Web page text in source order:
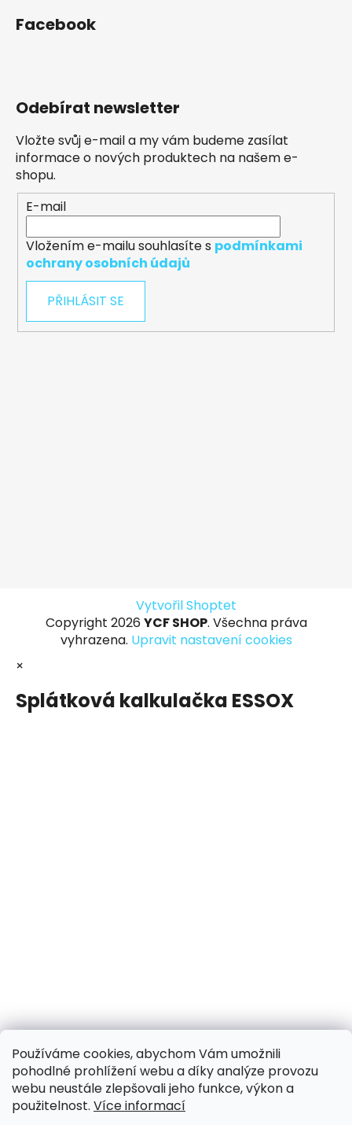
Používáme cookies, abychom Vám umožnili
pohodlné prohlížení webu a díky analýze provozu
webu neustále zlepšovali jeho funkce, výkon a
použitelnost. Více informací
Facebook
Odebírat newsletter
Vložte svůj e-mail a my vám budeme zasílat
informace o nových produktech na našem e-
shopu.
E-mail
Vložením e-mailu souhlasíte s podmínkami
ochrany osobních údajů
PŘIHLÁSIT SE
Vytvořil Shoptet
Copyright 2026 YCF SHOP. Všechna práva
vyhrazena. Upravit nastavení cookies
×
Splátková kalkulačka ESSOX